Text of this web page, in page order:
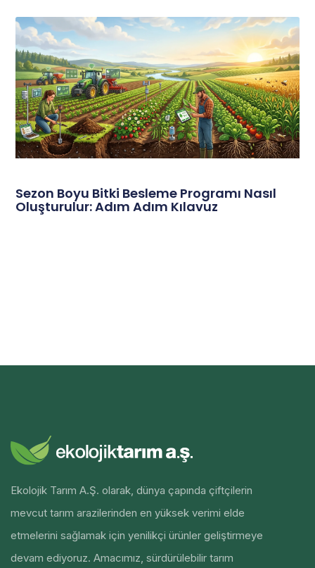
Sezon Boyu Bitki Besleme Programı Nasıl
Oluşturulur: Adım Adım Kılavuz
Ekolojik Tarım A.Ş. olarak, dünya çapında çiftçilerin
mevcut tarım arazilerinden en yüksek verimi elde
etmelerini sağlamak için yenilikçi ürünler geliştirmeye
devam ediyoruz. Amacımız, sürdürülebilir tarım